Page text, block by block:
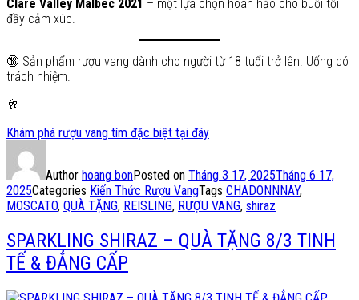
Clare Valley Malbec 2021 – một lựa chọn hoàn hảo cho buổi tối
đầy cảm xúc.
🔞 Sản phẩm rượu vang dành cho người từ 18 tuổi trở lên. Uống có
trách nhiệm.
🥂
Khám phá rượu vang tím đặc biệt tại đây
Author hoang bonPosted on Tháng 3 17, 2025Tháng 6 17,
2025Categories Kiến Thức Rượu VangTags CHADONNNAY,
MOSCATO, QUÀ TẶNG, REISLING, RƯỢU VANG, shiraz
SPARKLING SHIRAZ – QUÀ TẶNG 8/3 TINH
TẾ & ĐẲNG CẤP